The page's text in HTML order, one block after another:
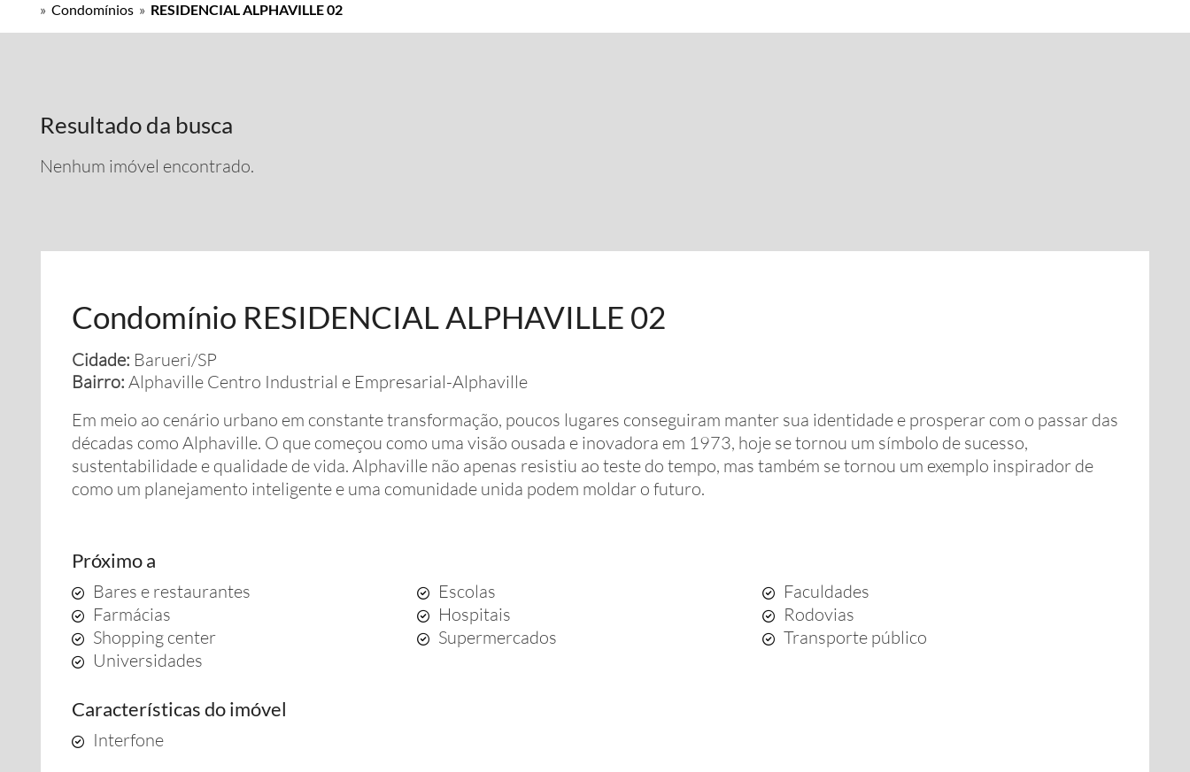
» Condomínios » RESIDENCIAL ALPHAVILLE 02
Resultado da busca
Nenhum imóvel encontrado.
Condomínio RESIDENCIAL ALPHAVILLE 02
Cidade: Barueri/SP
Bairro: Alphaville Centro Industrial e Empresarial-Alphaville
Em meio ao cenário urbano em constante transformação, poucos lugares conseguiram manter sua identidade e prosperar com o passar das
décadas como Alphaville. O que começou como uma visão ousada e inovadora em 1973, hoje se tornou um símbolo de sucesso,
sustentabilidade e qualidade de vida. Alphaville não apenas resistiu ao teste do tempo, mas também se tornou um exemplo inspirador de
como um planejamento inteligente e uma comunidade unida podem moldar o futuro.
Próximo a
Bares e restaurantes Escolas
Faculdades
Farmácias
Hospitais
Rodovias
Shopping center
Supermercados
Transporte público
Universidades
Características do imóvel
Interfone